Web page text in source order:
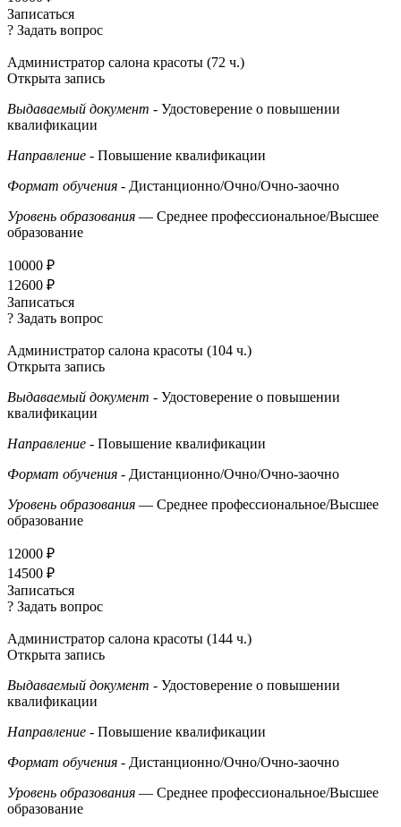
Записаться
? Задать вопрос
Администратор салона красоты (72 ч.)
Открыта запись
Выдаваемый документ - Удостоверение о повышении
квалификации
Направление - Повышение квалификации
Формат обучения - Дистанционно/Очно/Очно-заочно
Уровень образования — Среднее профессиональное/Высшее
образование
10000 ₽
12600 ₽
Записаться
? Задать вопрос
Администратор салона красоты (104 ч.)
Открыта запись
Выдаваемый документ - Удостоверение о повышении
квалификации
Направление - Повышение квалификации
Формат обучения - Дистанционно/Очно/Очно-заочно
Уровень образования — Среднее профессиональное/Высшее
образование
12000 ₽
14500 ₽
Записаться
? Задать вопрос
Администратор салона красоты (144 ч.)
Открыта запись
Выдаваемый документ - Удостоверение о повышении
квалификации
Направление - Повышение квалификации
Формат обучения - Дистанционно/Очно/Очно-заочно
Уровень образования — Среднее профессиональное/Высшее
образование